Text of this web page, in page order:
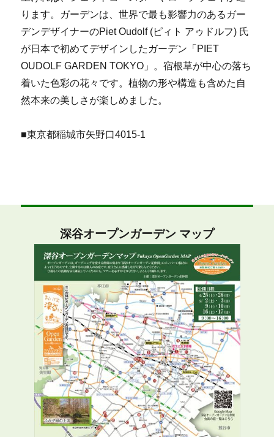
ります。ガーデンは、世界で最も影響力のあるガー
デンデザイナーのPiet Oudolf (ピィト アゥドルフ) 氏
が日本で初めてデザインしたガーデン「PIET
OUDOLF GARDEN TOKYO」。宿根草が中心の落ち
着いた色彩の花々です。植物の形や構造も含めた自
然本来の美しさが楽しめました。
■東京都稲城市矢野口4015-1
深谷オープンガーデン マップ